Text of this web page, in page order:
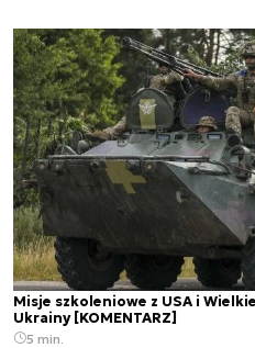
Misje szkoleniowe z USA i
Ukrainy [KOMENTARZ]
5 min.